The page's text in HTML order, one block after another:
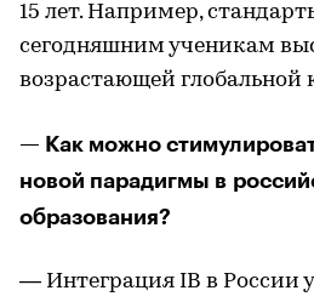
15 лет. Например,
сегодняшним ученикам
возрастающей глобальной
— Как можно
новой парадигмы в
образования?
— Интеграция IB в России